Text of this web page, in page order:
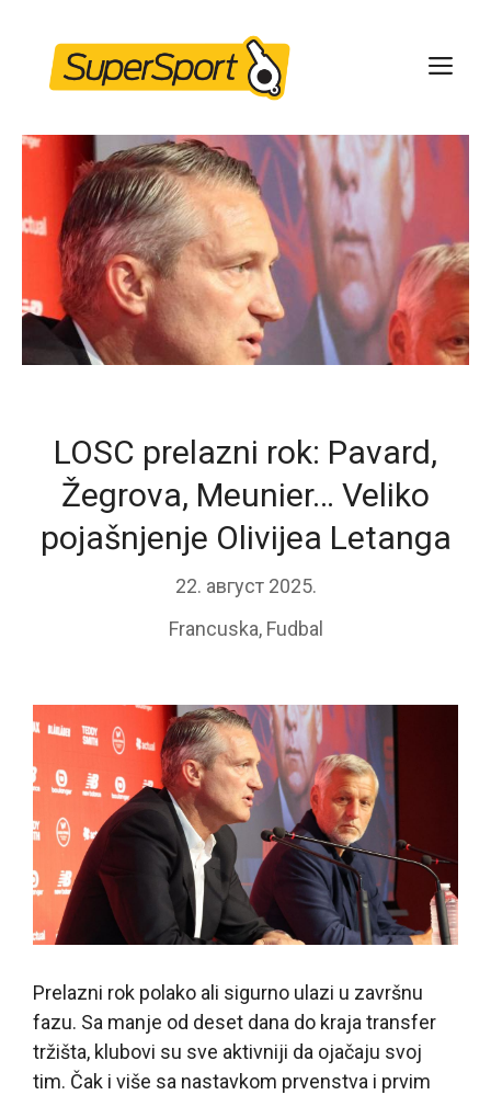
content
LOSC prelazni rok: Pavard,
Žegrova, Meunier… Veliko
pojašnjenje Olivijea Letanga
22. август 2025.
Francuska, Fudbal
Prelazni rok polako ali sigurno ulazi u završnu
fazu. Sa manje od deset dana do kraja transfer
tržišta, klubovi su sve aktivniji da ojačaju svoj
tim. Čak i više sa nastavkom prvenstva i prvim